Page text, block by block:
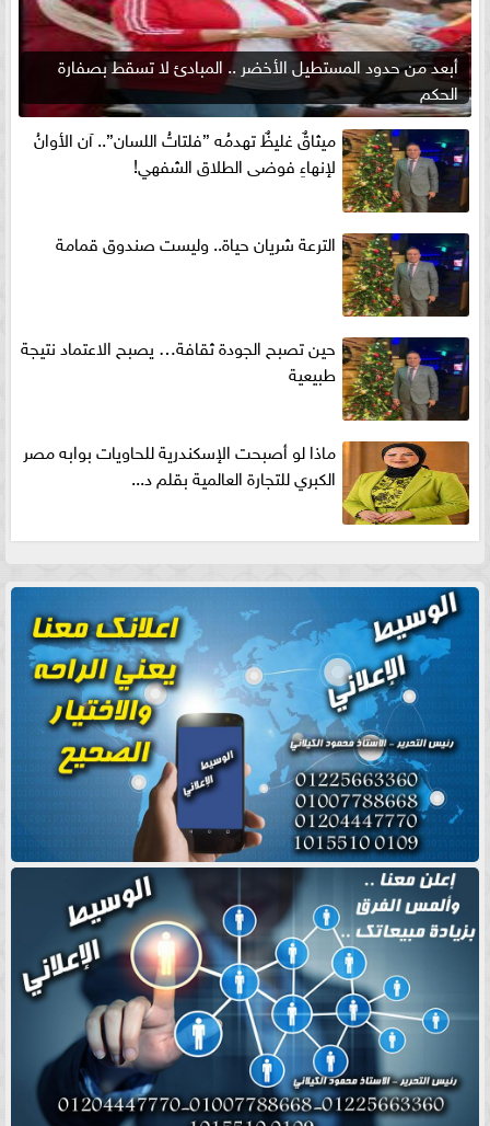
أبعد من حدود المستطيل الأخضر .. المبادئ لا تسقط بصفارة
الحكم
ميثاقٌ غليظٌ تهدمُه ”فلتاتُ اللسان”.. آن الأوانُ
لإنهاءِ فوضى الطلاق الشفهي!
الترعة شريان حياة.. وليست صندوق قمامة
حين تصبح الجودة ثقافة… يصبح الاعتماد نتيجة
طبيعية
ماذا لو أصبحت الإسكندرية للحاويات بوابه مصر
الكبري للتجارة العالمية بقلم د...